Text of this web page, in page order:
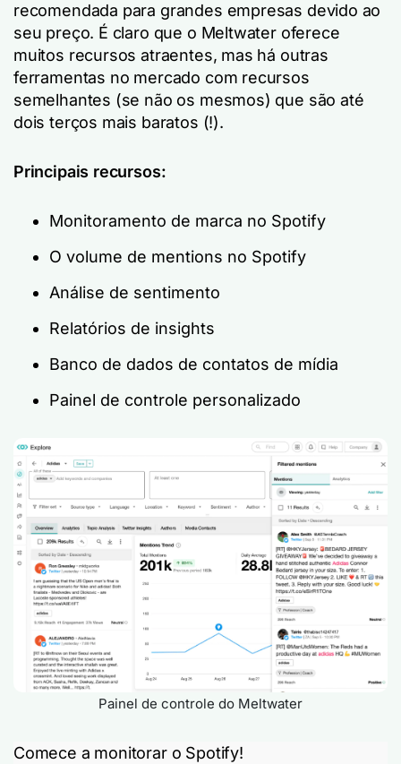
recomendada para grandes empresas devido ao
seu preço. É claro que o Meltwater oferece
muitos recursos atraentes, mas há outras
ferramentas no mercado com recursos
semelhantes (se não os mesmos) que são até
dois terços mais baratos (!).
Principais recursos:
Monitoramento de marca no Spotify
O volume de mentions no Spotify
Análise de sentimento
Relatórios de insights
Banco de dados de contatos de mídia
Painel de controle personalizado
Painel de controle do Meltwater
Comece a monitorar o Spotify!